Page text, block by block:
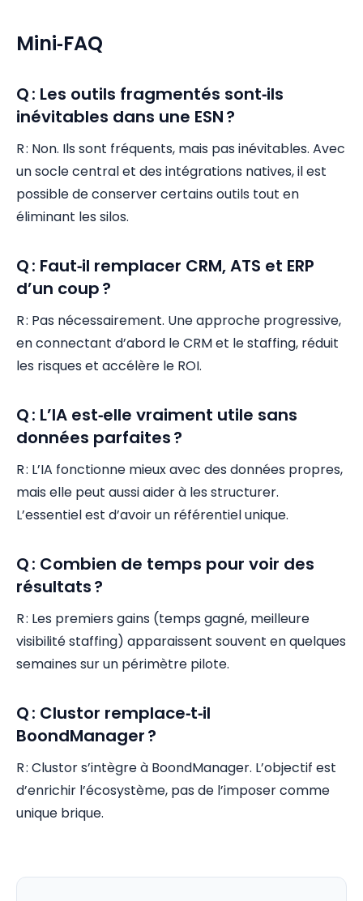
Mini‑FAQ
Q : Les outils fragmentés sont‑ils
inévitables dans une ESN ?
R : Non. Ils sont fréquents, mais pas inévitables. Avec
un socle central et des intégrations natives, il est
possible de conserver certains outils tout en
éliminant les silos.
Q : Faut‑il remplacer CRM, ATS et ERP
d’un coup ?
R : Pas nécessairement. Une approche progressive,
en connectant d’abord le CRM et le staffing, réduit
les risques et accélère le ROI.
Q : L’IA est‑elle vraiment utile sans
données parfaites ?
R : L’IA fonctionne mieux avec des données propres,
mais elle peut aussi aider à les structurer.
L’essentiel est d’avoir un référentiel unique.
Q : Combien de temps pour voir des
résultats ?
R : Les premiers gains (temps gagné, meilleure
visibilité staffing) apparaissent souvent en quelques
semaines sur un périmètre pilote.
Q : Clustor remplace‑t‑il
BoondManager ?
R : Clustor s’intègre à BoondManager. L’objectif est
d’enrichir l’écosystème, pas de l’imposer comme
unique brique.